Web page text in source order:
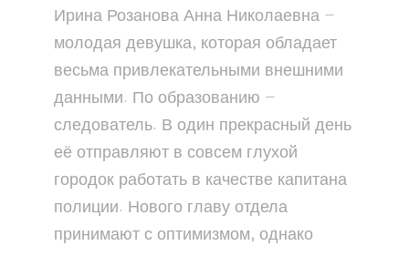
Ирина Розанова Анна Николаевна —
молодая девушка, которая обладает
весьма привлекательными внешними
данными. По образованию —
следователь. В один прекрасный день
её отправляют в совсем глухой
городок работать в качестве капитана
полиции. Нового главу отдела
принимают с оптимизмом, однако